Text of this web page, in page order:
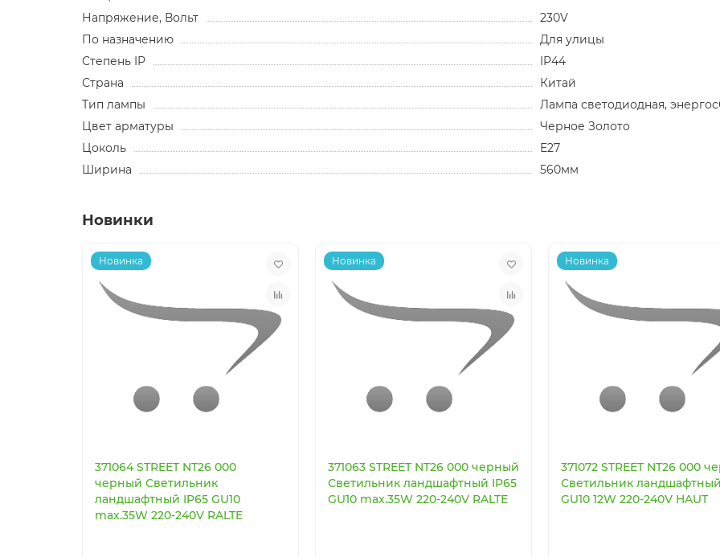
Напряжение, Вольт
230V
По назначению
Для улицы
Степень IP
IP44
Страна
Китай
Тип лампы
Лампа светодиодная,
Цвет арматуры
Черное Золото
Цоколь
E27
Ширина
560мм
Новинки
Новинка
371064 STREET NT26 000
черный Светильник
ландшафтный IP65 GU10
max.35W 220-240V RALTE
Новинка
371063 STREET NT26 000 черный
Светильник ландшафтный IP65
GU10 max.35W 220-240V RALTE
Новинка
371072 STREET NT26 000
Светильник
GU10 12W 220-240V HAUT